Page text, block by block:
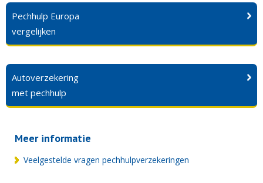
Pechhulp Europa
vergelijken
Autoverzekering
met pechhulp
Meer informatie
Veelgestelde vragen pechhulpverzekeringen